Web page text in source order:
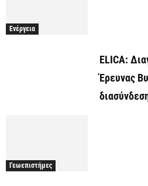
Ενέργεια
ELICA:
Έρευνας
Γεωεπιστήμες